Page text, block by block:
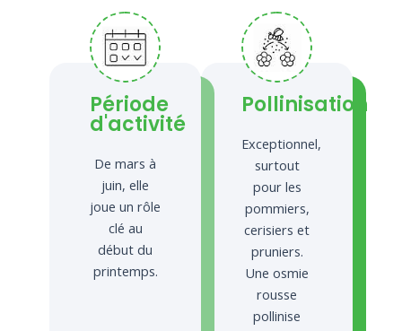
Période
d'activité
De mars à
juin, elle
joue un rôle
clé au
début du
printemps.
Pollinisation
Exceptionnel,
surtout
pour les
pommiers,
cerisiers et
pruniers.
Une osmie
rousse
pollinise